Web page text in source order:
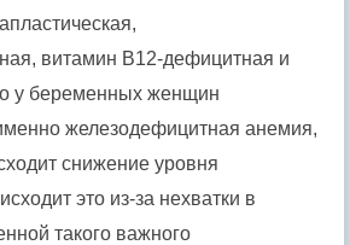
витамин B12-дефицитная и
у беременных женщин
железодефицитная анемия,
снижение уровня
это из-за нехватки в
такого важного